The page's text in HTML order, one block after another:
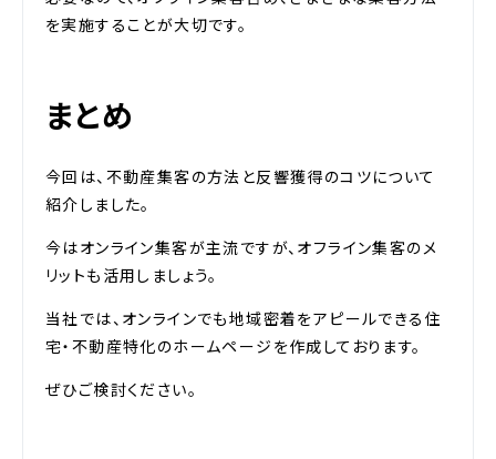
を実施することが大切です。
まとめ
今回は、不動産集客の方法と反響獲得のコツについて
紹介しました。
今はオンライン集客が主流ですが、オフライン集客のメ
リットも活用しましょう。
当社では、オンラインでも地域密着をアピールできる住
宅・不動産特化のホームページを作成しております。
ぜひご検討ください。